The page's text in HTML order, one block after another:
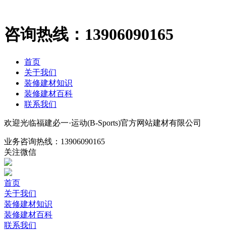
咨询热线： 13906090165
首页
关于我们
装修建材知识
装修建材百科
联系我们
欢迎光临福建必一·运动(B-Sports)官方网站建材有限公司
业务咨询热线： 13906090165
关注微信
首页
关于我们
装修建材知识
装修建材百科
联系我们